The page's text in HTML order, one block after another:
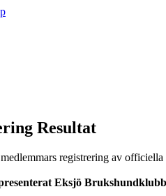
Resultat
registrering av
Eksjö